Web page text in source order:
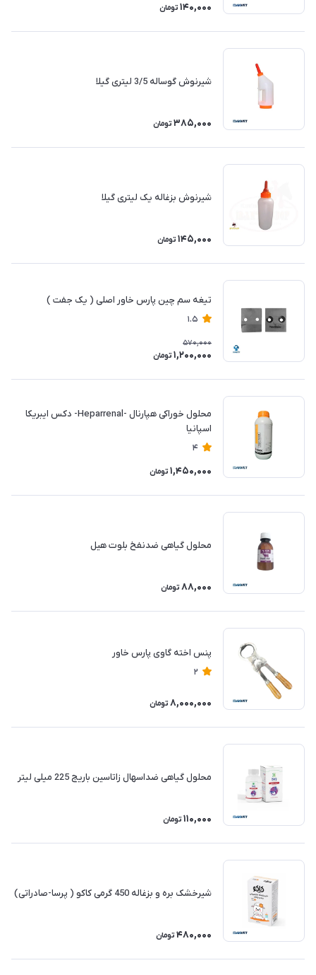
140,000 تومان
شیرنوش گوساله 3/5 لیتری گیلا
385,000 تومان
شیرنوش بزغاله یک لیتری گیلا
145,000 تومان
تیغه سم چین پارس خاور اصلی ( یک جفت )
1.5
570,000
1,200,000 تومان
محلول خوراکی هپارنال -Heparrenal- دکس ایبریکا
اسپانیا
4
1,450,000 تومان
محلول گیاهی ضدنفخ بلوت هیل
88,000 تومان
پنس اخته گاوی پارس خاور
2
8,000,000 تومان
محلول گیاهی ضداسهال زاتاسین باریج 225 میلی لیتر
110,000 تومان
شیرخشک بره و بزغاله 450 گرمی کاکو ( پرسا-صادراتی)
480,000 تومان